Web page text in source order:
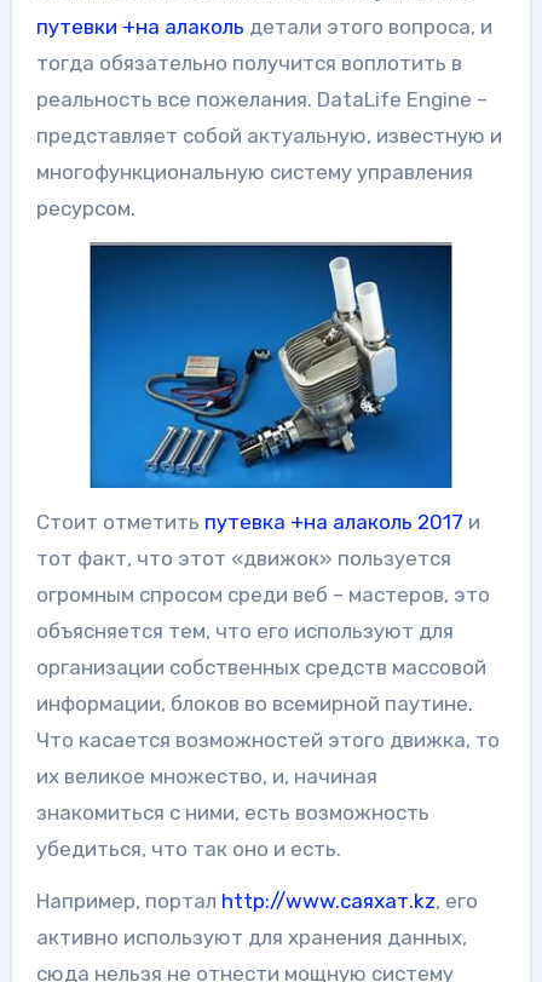
путевки +на алаколь детали этого вопроса, и
тогда обязательно получится воплотить в
реальность все пожелания. DataLife Engine –
представляет собой актуальную, известную и
многофункциональную систему управления
ресурсом.
Стоит отметить путевка +на алаколь 2017 и
тот факт, что этот «движок» пользуется
огромным спросом среди веб – мастеров, это
объясняется тем, что его используют для
организации собственных средств массовой
информации, блоков во всемирной паутине.
Что касается возможностей этого движка, то
их великое множество, и, начиная
знакомиться с ними, есть возможность
убедиться, что так оно и есть.
Например, портал http://www.саяхат.kz, его
активно используют для хранения данных,
сюда нельзя не отнести мощную систему